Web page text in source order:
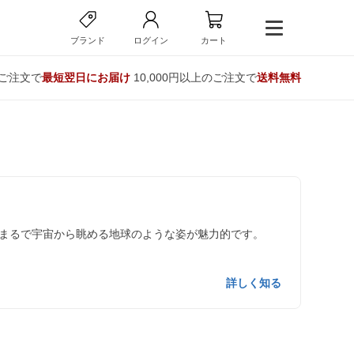
ブランド ログイン カート
注文で最短翌日にお届け10,000円以上のご注文で送料無料
で宇宙から眺める地球のような姿が魅力的です。
詳しく知る